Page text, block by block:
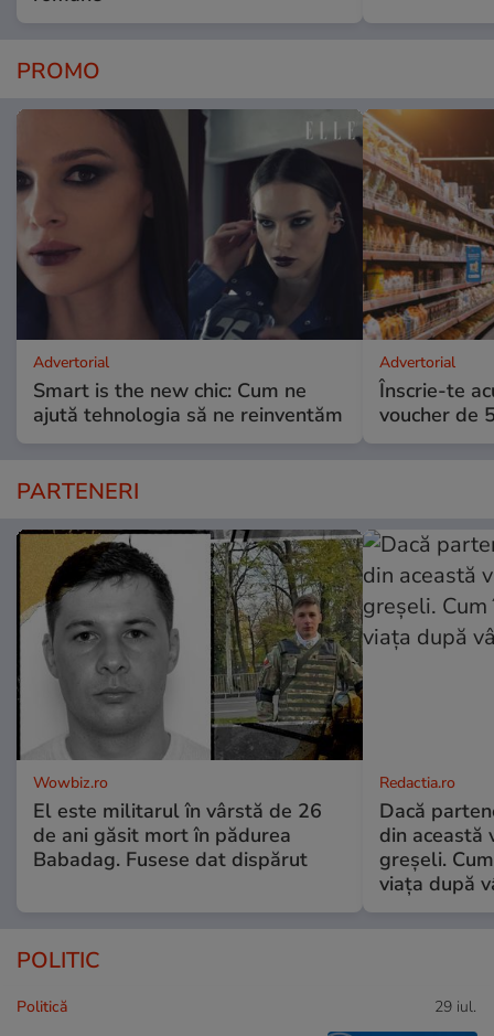
PROMO
Advertorial
Smart is the new chic: Cum ne
ajută tehnologia să ne reinventăm
Advertorial
Înscrie-te
voucher de
PARTENERI
Wowbiz.ro
El este militarul în vârstă de 26
de ani găsit mort în pădurea
Babadag. Fusese dat dispărut
Redactia.ro
Dacă
din această
greșeli.
viața după
POLITIC
Politică 29 iul.